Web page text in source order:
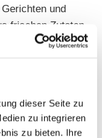
dieser Seite zu
zu integrieren
zu bieten. Ihre
und
frischen Zutaten
Kinder ist ein
60